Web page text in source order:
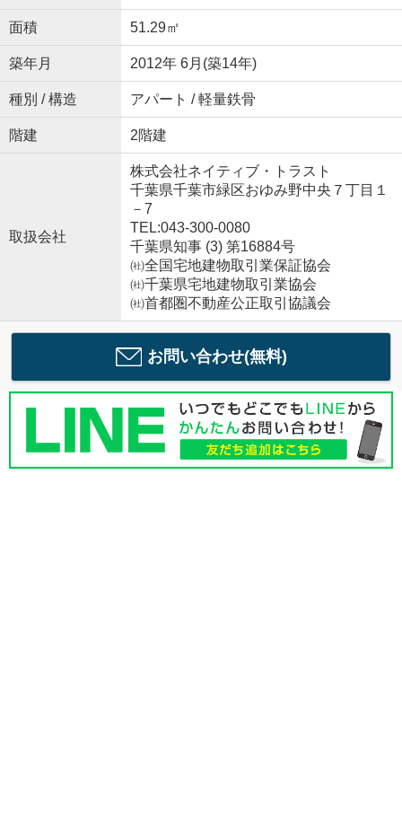
面積 51.29㎡
築年月 2012年 6月(築14年)
種別 / 構造 アパート / 軽量鉄骨
階建 2階建
取扱会社
株式会社ネイティブ・トラスト
千葉県千葉市緑区おゆみ野中央７丁目１
－7
TEL:043-300-0080
千葉県知事 (3) 第16884号
㈳全国宅地建物取引業保証協会
㈳千葉県宅地建物取引業協会
㈳首都圏不動産公正取引協議会
お問い合わせ(無料)